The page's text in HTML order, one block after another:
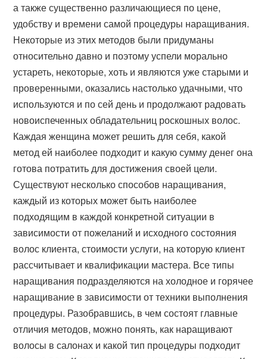
а также существенно различающиеся по цене,
удобству и времени самой процедуры наращивания.
Некоторые из этих методов были придуманы
относительно давно и поэтому успели морально
устареть, некоторые, хоть и являются уже старыми и
проверенными, оказались настолько удачными, что
используются и по сей день и продолжают радовать
новоиспеченных обладательниц роскошных волос.
Каждая женщина может решить для себя, какой
метод ей наиболее подходит и какую сумму денег она
готова потратить для достижения своей цели.
Существуют несколько способов наращивания,
каждый из которых может быть наиболее
подходящим в каждой конкретной ситуации в
зависимости от пожеланий и исходного состояния
волос клиента, стоимости услуги, на которую клиент
рассчитывает и квалификации мастера. Все типы
наращивания подразделяются на холодное и горячее
наращивание в зависимости от техники выполнения
процедуры. Разобравшись, в чем состоят главные
отличия методов, можно понять, как наращивают
волосы в салонах и какой тип процедуры подходит